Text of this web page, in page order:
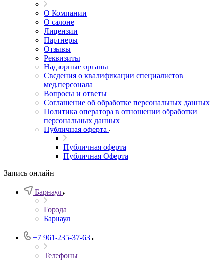
О Компании
О салоне
Лицензии
Партнеры
Отзывы
Реквизиты
Надзорные органы
Сведения о квалификации специалистов
мед.персонала
Вопросы и ответы
Соглашение об обработке персональных данных
Политика оператора в отношении обработки
персональных данных
Публичная оферта
Публичная оферта
Публичная Оферта
Запись онлайн
Барнаул
Города
Барнаул
+7 961-235-37-63
Телефоны